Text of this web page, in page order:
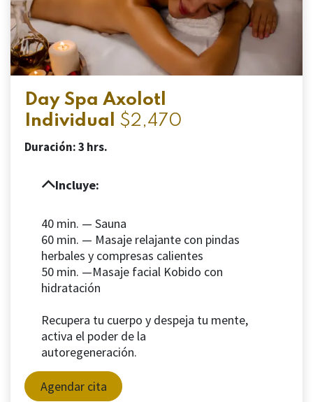
Day Spa Axolotl
Individual $2,470
Duración: 3 hrs.
Incluye:
40 min. — Sauna
60 min. — Masaje relajante con pindas
herbales y compresas calientes
50 min. —Masaje facial Kobido con
hidratación
Recupera tu cuerpo y despeja tu mente,
activa el poder de la
autoregeneración.
Agendar cita